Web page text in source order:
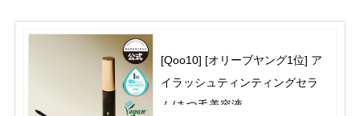
[Qoo10] [オリーブヤング1位] ア
イラッシュティンティングセラ
ム/まつ毛美容液